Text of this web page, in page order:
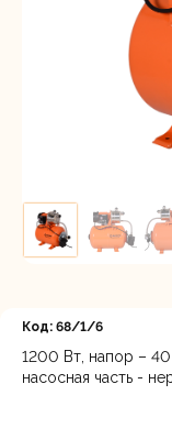
Код: 68/1/6
1200 Вт, напор –
насосная часть -